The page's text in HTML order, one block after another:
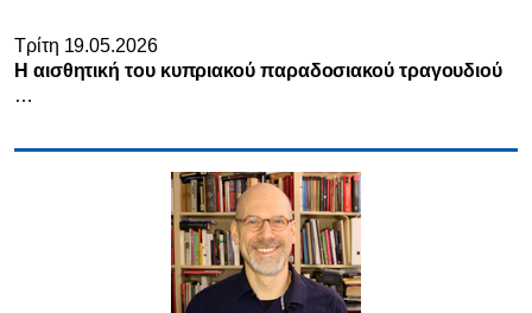
Τρίτη 19.05.2026
Η αισθητική του κυπριακού παραδοσιακού τραγουδιού
…